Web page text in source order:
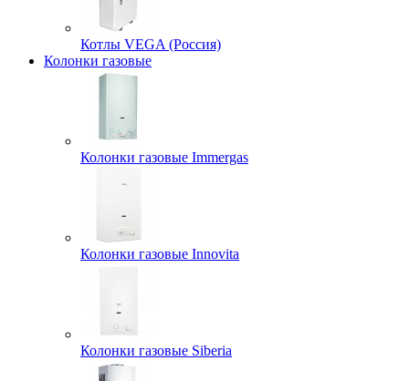
Котлы VEGA (Россия)
Колонки газовые
Колонки газовые Immergas
Колонки газовые Innovita
Колонки газовые Siberia